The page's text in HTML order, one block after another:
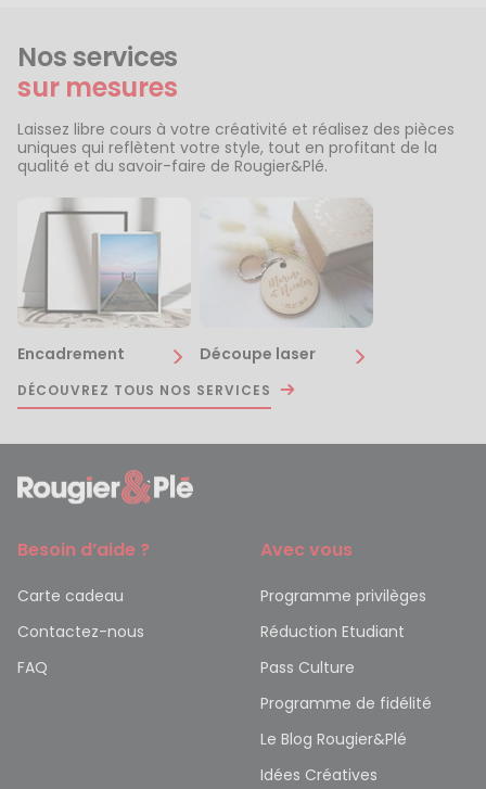
Nos services
sur mesures
Laissez libre cours à votre créativité et réalisez des pièces
uniques qui reflètent votre style, tout en profitant de la
qualité et du savoir-faire de Rougier&Plé.
Encadrement Découpe laser
DÉCOUVREZ TOUS NOS SERVICES
Besoin d’aide ?
Carte cadeau
Contactez-nous
FAQ
Avec vous
Programme privilèges
Réduction Etudiant
Pass Culture
Programme de fidélité
Le Blog Rougier&Plé
Idées Créatives